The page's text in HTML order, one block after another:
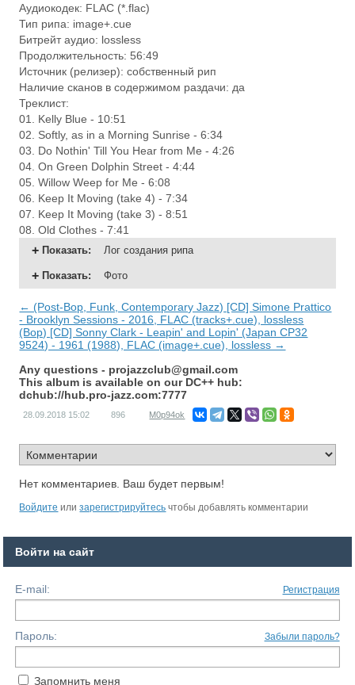
Аудиокодек: FLAC (*.flac)
Тип рипа: image+.cue
Битрейт аудио: lossless
Продолжительность: 56:49
Источник (релизер): собственный рип
Наличие сканов в содержимом раздачи: да
Треклист:
01. Kelly Blue - 10:51
02. Softly, as in a Morning Sunrise - 6:34
03. Do Nothin' Till You Hear from Me - 4:26
04. On Green Dolphin Street - 4:44
05. Willow Weep for Me - 6:08
06. Keep It Moving (take 4) - 7:34
07. Keep It Moving (take 3) - 8:51
08. Old Clothes - 7:41
Показать: Лог создания рипа
Показать: Фото
← (Post-Bop, Funk, Contemporary Jazz) [CD] Simone Prattico
- Brooklyn Sessions - 2016, FLAC (tracks+.cue), lossless
(Bop) [CD] Sonny Clark - Leapin' and Lopin' (Japan CP32
9524) - 1961 (1988), FLAC (image+.cue), lossless →
Any questions - projazzclub@gmail.com
This album is available on our DC++ hub:
dchub://hub.pro-jazz.com:7777
28.09.2018 15:02 896 M0p94ok
Нет комментариев. Ваш будет первым!
Войдите илизарегистрируйтесь чтобы добавлять комментарии
Войти на сайт
E-mail: Регистрация
Пароль: Забыли пароль?
Запомнить меня